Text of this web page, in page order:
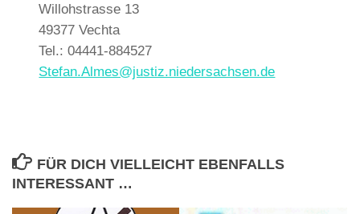
Willohstrasse 13
49377 Vechta
Tel.: 04441-884527
Stefan.Almes@justiz.niedersachsen.de
FÜR DICH VIELLEICHT EBENFALLS
INTERESSANT …